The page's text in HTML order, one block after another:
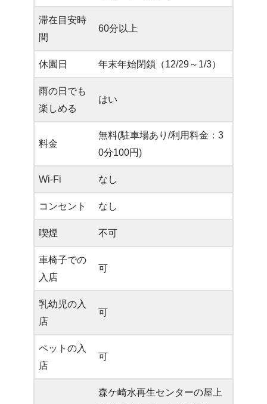
滞在目安時
間
60分以上
休園日 年末年始閉鎖（12/29～1/3）
雨の日でも
楽しめる
はい
料金
無料(駐車場あり/利用料金：3
0分100円)
Wi-Fi なし
コンセント なし
喫煙 不可
車椅子での
入店
可
乳幼児の入
店
可
ペットの入
店
可
森ケ崎水再生センターの屋上